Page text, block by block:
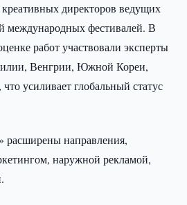
директоров ведущих
международных фестивалей. В
работ участвовали эксперты
Венгрии, Южной Кореи,
усиливает глобальный статус
расширены направления,
наружной рекламой,